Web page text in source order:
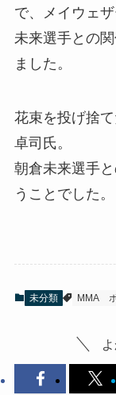
で、メイウェ
未来選手との
ました。
花束を投げ捨
卓司氏。
朝倉未来選手
うことでした。
未分類 MMA